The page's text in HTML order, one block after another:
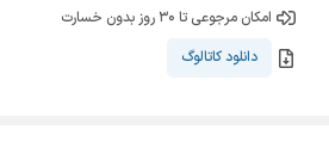
امکان مرجوعی تا 30 روز بدون خسارت
دانلود کاتالوگ